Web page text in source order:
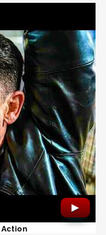
►
Action